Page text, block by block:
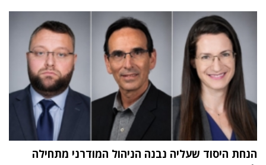
הנחת היסוד שעליה נבנה הניהול המודרני מתחילה